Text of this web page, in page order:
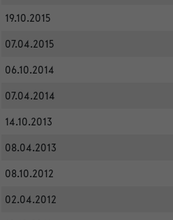
19.10.2015
07.04.2015
06.10.2014
07.04.2014
14.10.2013
08.04.2013
08.10.2012
02.04.2012